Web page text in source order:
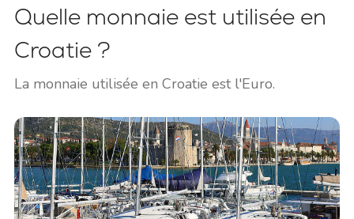
Quelle monnaie est utilisée en
Croatie ?
La monnaie utilisée en Croatie est l'Euro.